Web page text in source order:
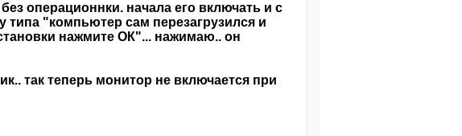
операционнки. начала его включать и с
"компьютер сам перезагрузился и
нажмите ОК"... нажимаю.. он
так теперь монитор не включается при